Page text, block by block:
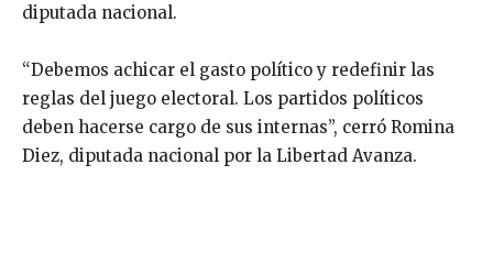
diputada nacional.
“Debemos achicar el gasto político y redefinir las
reglas del juego electoral. Los partidos políticos
deben hacerse cargo de sus internas”, cerró Romina
Diez, diputada nacional por la Libertad Avanza.